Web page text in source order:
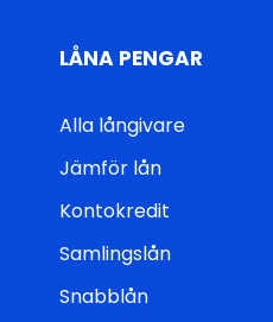
LÅNA PENGAR
Alla långivare
Jämför lån
Kontokredit
Samlingslån
Snabblån